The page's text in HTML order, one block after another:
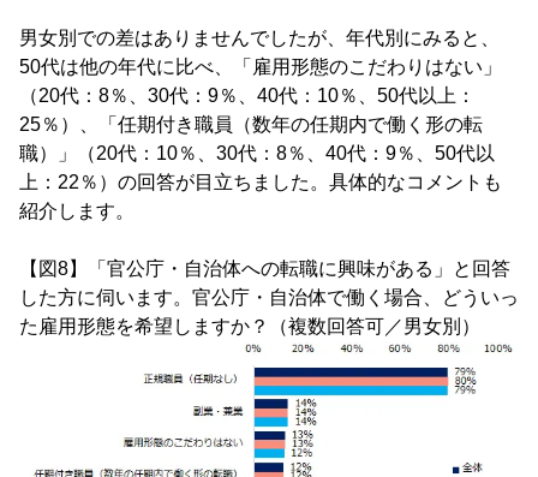
男女別での差はありませんでしたが、年代別にみると、
50代は他の年代に比べ、「雇用形態のこだわりはない」
（20代：8％、30代：9％、40代：10％、50代以上：
25％）、「任期付き職員（数年の任期内で働く形の転
職）」（20代：10％、30代：8％、40代：9％、50代以
上：22％）の回答が目立ちました。具体的なコメントも
紹介します。
【図8】「官公庁・自治体への転職に興味がある」と回答
した方に伺います。官公庁・自治体で働く場合、どういっ
た雇用形態を希望しますか？（複数回答可／男女別）